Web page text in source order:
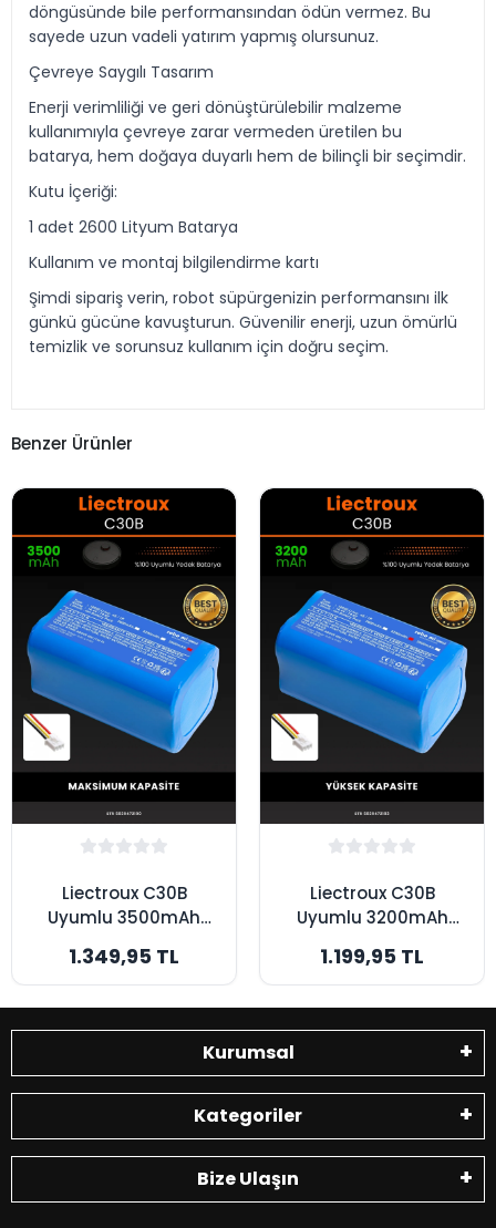
döngüsünde bile performansından ödün vermez. Bu
sayede uzun vadeli yatırım yapmış olursunuz.
Çevreye Saygılı Tasarım
Enerji verimliliği ve geri dönüştürülebilir malzeme
kullanımıyla çevreye zarar vermeden üretilen bu
batarya, hem doğaya duyarlı hem de bilinçli bir seçimdir.
Kutu İçeriği:
1 adet 2600 Lityum Batarya
Kullanım ve montaj bilgilendirme kartı
Şimdi sipariş verin, robot süpürgenizin performansını ilk
günkü gücüne kavuşturun. Güvenilir enerji, uzun ömürlü
temizlik ve sorunsuz kullanım için doğru seçim.
Benzer Ürünler
Liectroux C30B
Uyumlu 3500mAh
Bataryası -
Maksimum Kapasite
1.349,95 TL
Liectroux C30B
Uyumlu 3200mAh
Bataryası - Yüksek
Kapasite
1.199,95 TL
Kurumsal
Kategoriler
Bize Ulaşın